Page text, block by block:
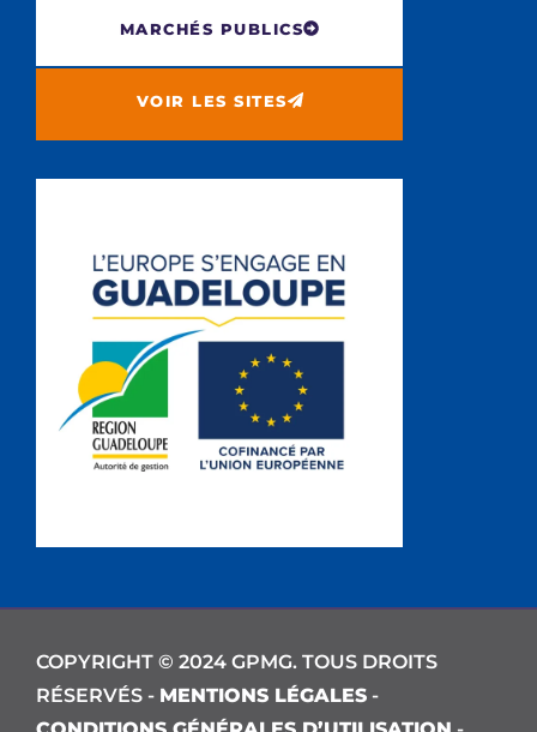
MARCHÉS PUBLICS
VOIR LES SITES
COPYRIGHT © 2024 GPMG. TOUS DROITS
RÉSERVÉS - MENTIONS LÉGALES -